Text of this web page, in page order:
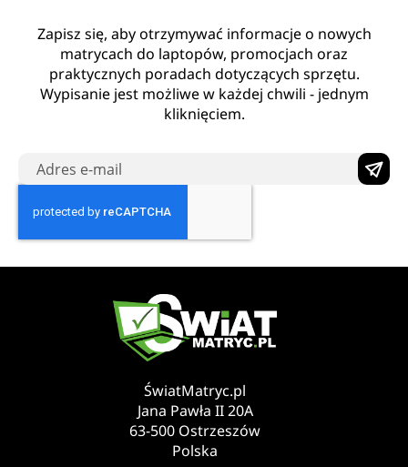
Zapisz się, aby otrzymywać informacje o nowych
matrycach do laptopów, promocjach oraz
praktycznych poradach dotyczących sprzętu.
Wypisanie jest możliwe w każdej chwili - jednym
kliknięciem.
ŚwiatMatryc.pl
Jana Pawła II 20A
63-500 Ostrzeszów
Polska